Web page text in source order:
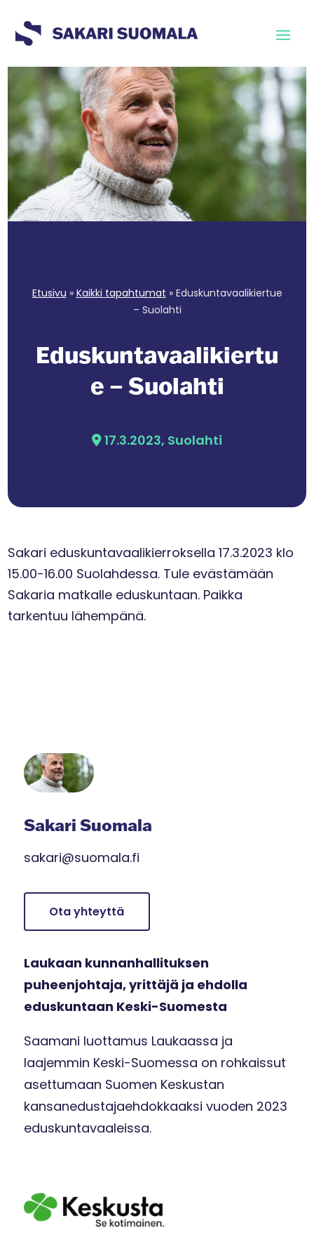
Etusivu » Kaikki tapahtumat » Eduskuntavaalikiertue
– Suolahti
Eduskuntavaalikiertu
e – Suolahti
17.3.2023, Suolahti
Sakari eduskuntavaalikierroksella 17.3.2023 klo
15.00-16.00 Suolahdessa. Tule evästämään
Sakaria matkalle eduskuntaan. Paikka
tarkentuu lähempänä.
Sakari Suomala
sakari@suomala.fi
Ota yhteyttä
Laukaan kunnanhallituksen
puheenjohtaja, yrittäjä ja ehdolla
eduskuntaan Keski-Suomesta
Saamani luottamus Laukaassa ja
laajemmin Keski-Suomessa on rohkaissut
asettumaan Suomen Keskustan
kansanedustajaehdokkaaksi vuoden 2023
eduskuntavaaleissa.